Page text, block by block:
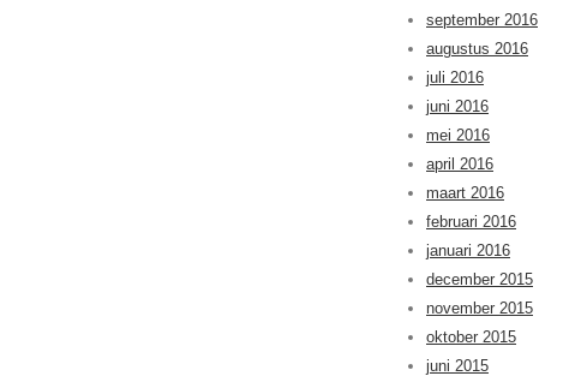
september 2016
augustus 2016
juli 2016
juni 2016
mei 2016
april 2016
maart 2016
februari 2016
januari 2016
december 2015
november 2015
oktober 2015
juni 2015